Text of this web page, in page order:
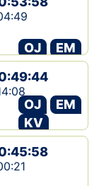
OJ
EM
OJ
EM
KV